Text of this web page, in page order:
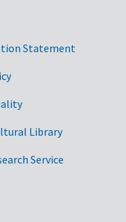
Statement
Library
Service